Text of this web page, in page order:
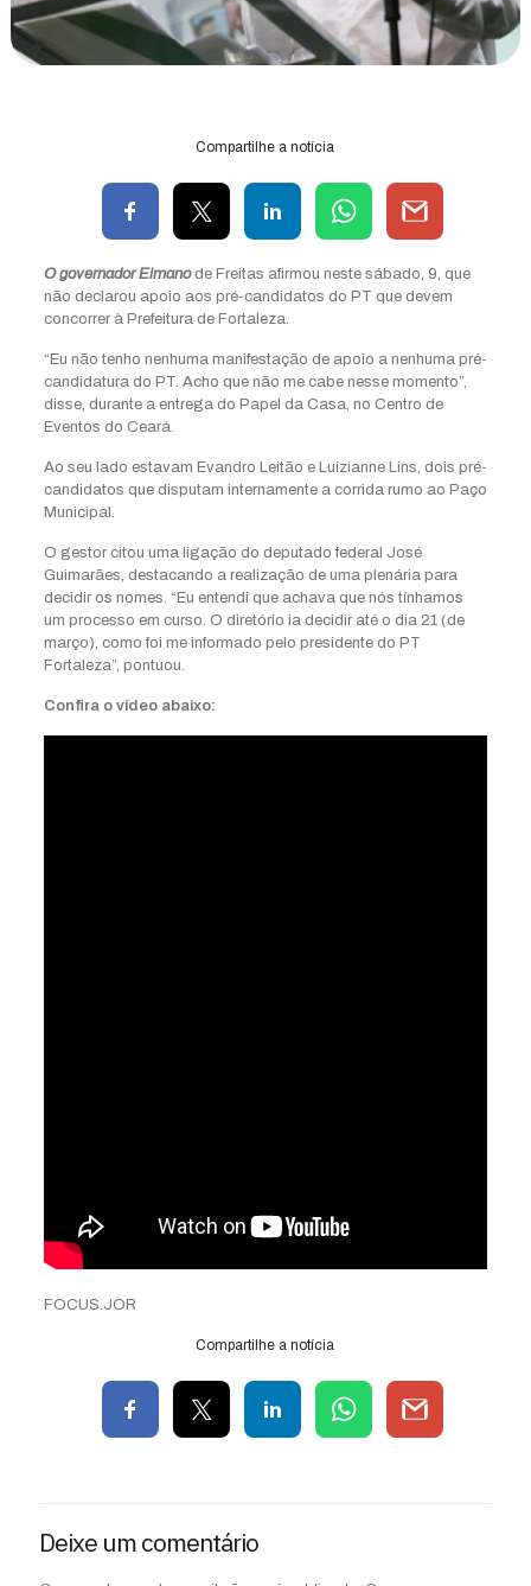
Compartilhe a notícia
O governador Elmano de Freitas afirmou neste sábado, 9, que
não declarou apoio aos pré-candidatos do PT que devem
concorrer à Prefeitura de Fortaleza.
“Eu não tenho nenhuma manifestação de apoio a nenhuma pré-
candidatura do PT. Acho que não me cabe nesse momento”,
disse, durante a entrega do Papel da Casa, no Centro de
Eventos do Ceará.
Ao seu lado estavam Evandro Leitão e Luizianne Lins, dois pré-
candidatos que disputam internamente a corrida rumo ao Paço
Municipal.
O gestor citou uma ligação do deputado federal José
Guimarães, destacando a realização de uma plenária para
decidir os nomes. “Eu entendi que achava que nós tínhamos
um processo em curso. O diretório ia decidir até o dia 21 (de
março), como foi me informado pelo presidente do PT
Fortaleza”, pontuou.
Confira o vídeo abaixo:
FOCUS.JOR
Compartilhe a notícia
Deixe um comentário